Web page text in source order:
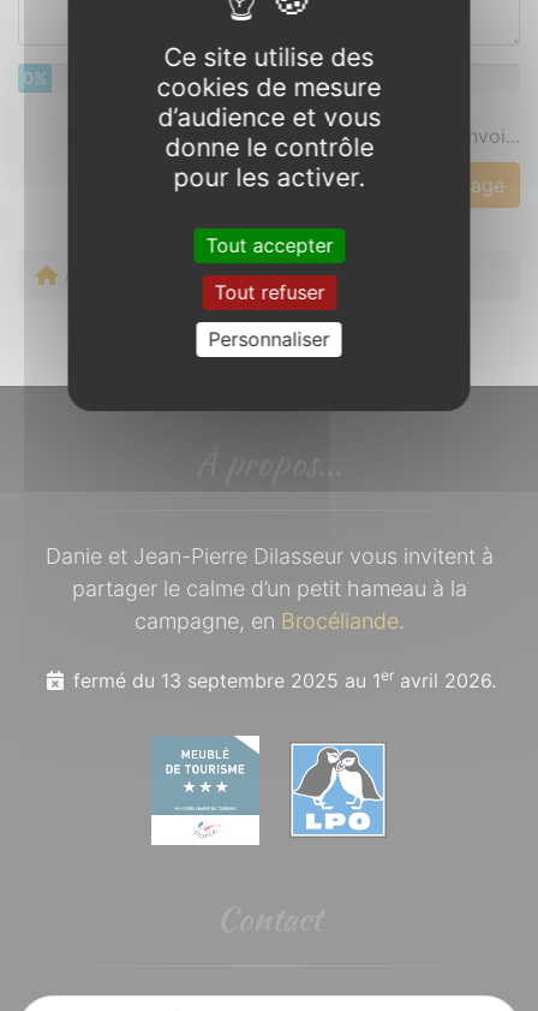
0%
Prévisualisez votre message avant envoi...
Accueil Contact
Danie et Jean-Pierre Dilasseur vous invitent à
partager le calme d’un petit hameau à la
campagne, en Brocéliande.
fermé du 13 septembre 2025 au 1eravril 2026.
Ce site utilise des
cookies de mesure
d’audience et vous
donne le contrôle
pour les activer.
Tout accepter
Tout refuser
Personnaliser